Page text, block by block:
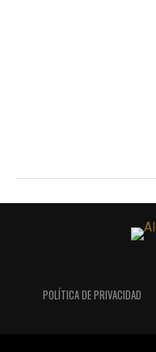
POLÍTICA DE PRIVACIDAD